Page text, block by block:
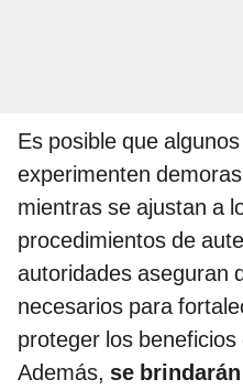
Es posible que
experimenten
mientras se ajustan a
procedimientos de
autoridades aseguran
necesarios para
proteger los
Además, se